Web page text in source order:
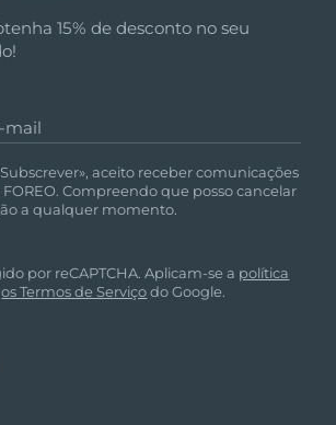
15% de desconto no seu
mail
aceito receber comunicações
Compreendo que posso cancelar
a qualquer momento.
por reCAPTCHA. Aplicam-se a política
os Termos de Serviçodo Google.